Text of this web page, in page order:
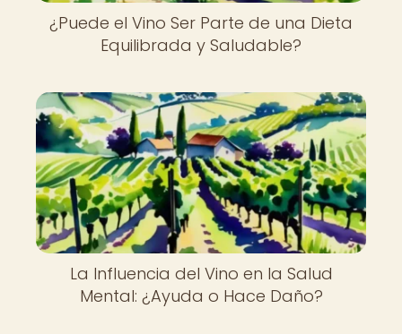
¿Puede el Vino Ser Parte de una Dieta
Equilibrada y Saludable?
La Influencia del Vino en la Salud
Mental: ¿Ayuda o Hace Daño?